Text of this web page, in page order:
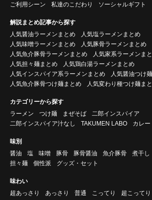
ご利用シーン
私達のこだわり ソーシャルギフト
解説まとめ記事から探す
人気醤油ラーメンまとめ
人気塩ラーメンまとめ
人気味噌ラーメンまとめ
人気豚骨ラーメンまとめ
人気魚介豚骨ラーメンまとめ
人気家系ラーメンま
人気担々麺まとめ
人気鶏白湯ラーメンまとめ
人気インスパイア系ラーメンまとめ
人気醤油つけ
人気魚介豚骨つけ麺まとめ
人気変わり種つけ麺ま
カテゴリーから探す
ラーメン
つけ麺 まぜそば
二郎インスパイア
二郎インスパイア汁なし
TAKUMEN LABO カレー
味別
醤油
塩 味噌 豚骨 豚骨醤油 魚介豚骨 煮干し
担々麺
個性派 グッズ・セット
味わい
超あっさり
あっさり 普通 こってり 超こってり